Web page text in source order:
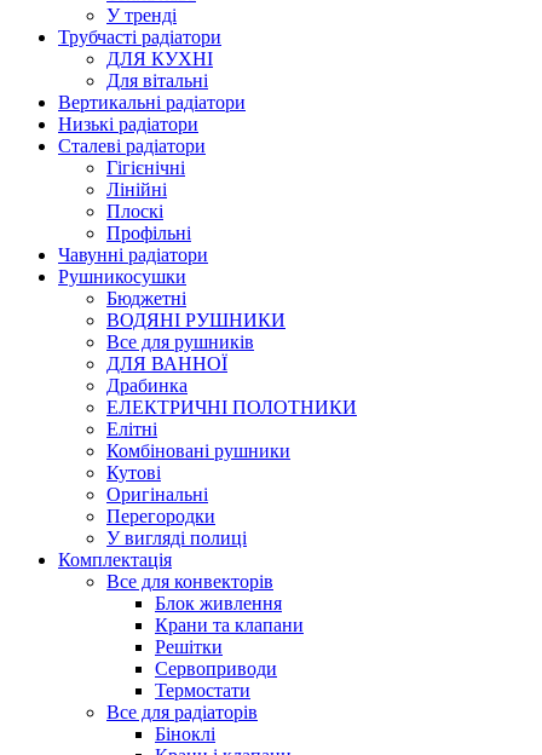
У тренді
Трубчасті радіатори
ДЛЯ КУХНІ
Для вітальні
Вертикальні радіатори
Низькі радіатори
Сталеві радіатори
Гігієнічні
Лінійні
Плоскі
Профільні
Чавунні радіатори
Рушникосушки
Бюджетні
ВОДЯНІ РУШНИКИ
Все для рушників
ДЛЯ ВАННОЇ
Драбинка
ЕЛЕКТРИЧНІ ПОЛОТНИКИ
Елітні
Комбіновані рушники
Кутові
Оригінальні
Перегородки
У вигляді полиці
Комплектація
Все для конвекторів
Блок живлення
Крани та клапани
Решітки
Сервоприводи
Термостати
Все для радіаторів
Біноклі